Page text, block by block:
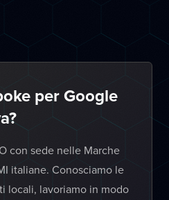
per Google
con sede nelle Marche
italiane. Conosciamo le
locali, lavoriamo in modo